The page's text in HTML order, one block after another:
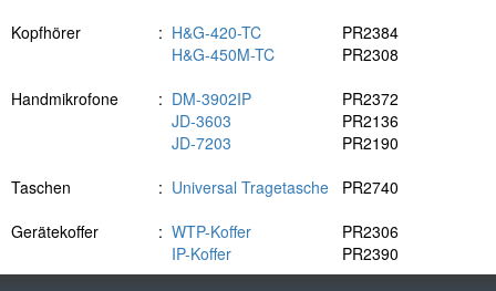
Kopfhörer
: H&G-420-TC
PR2384
H&G-450M-TC
PR2308
Handmikrofone
: DM-3902IP
PR2372
JD-3603
PR2136
JD-7203
PR2190
Taschen
: Universal Tragetasche
PR2740
Gerätekoffer
: WTP-Koffer
PR2306
IP-Koffer
PR2390